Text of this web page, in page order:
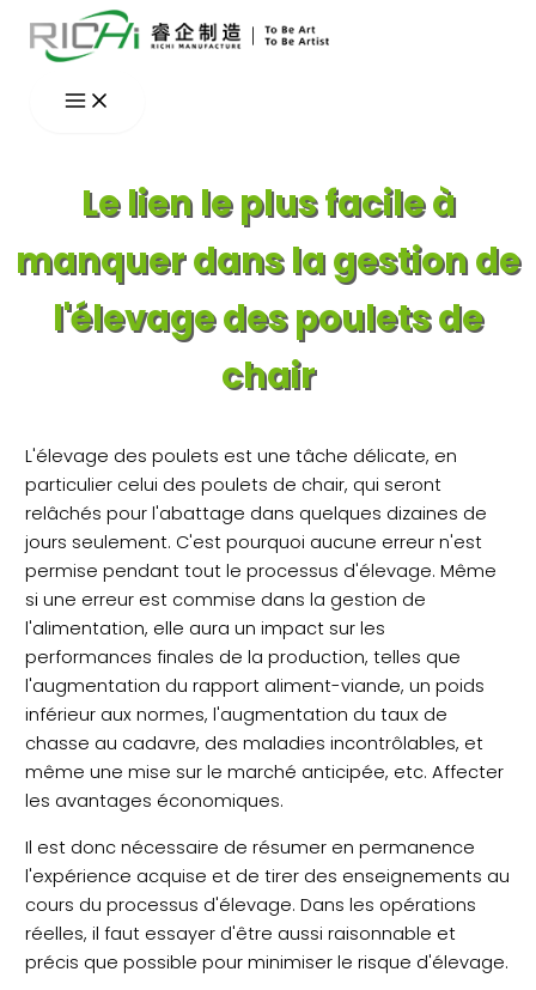
Aller
au
Le lien le plus facile à
manquer dans la gestion de
l'élevage des poulets de
chair
L'élevage des poulets est une tâche délicate, en
particulier celui des poulets de chair, qui seront
relâchés pour l'abattage dans quelques dizaines de
jours seulement. C'est pourquoi aucune erreur n'est
permise pendant tout le processus d'élevage. Même
si une erreur est commise dans la gestion de
l'alimentation, elle aura un impact sur les
performances finales de la production, telles que
l'augmentation du rapport aliment-viande, un poids
inférieur aux normes, l'augmentation du taux de
chasse au cadavre, des maladies incontrôlables, et
même une mise sur le marché anticipée, etc. Affecter
les avantages économiques.
Il est donc nécessaire de résumer en permanence
l'expérience acquise et de tirer des enseignements au
cours du processus d'élevage. Dans les opérations
réelles, il faut essayer d'être aussi raisonnable et
précis que possible pour minimiser le risque d'élevage.